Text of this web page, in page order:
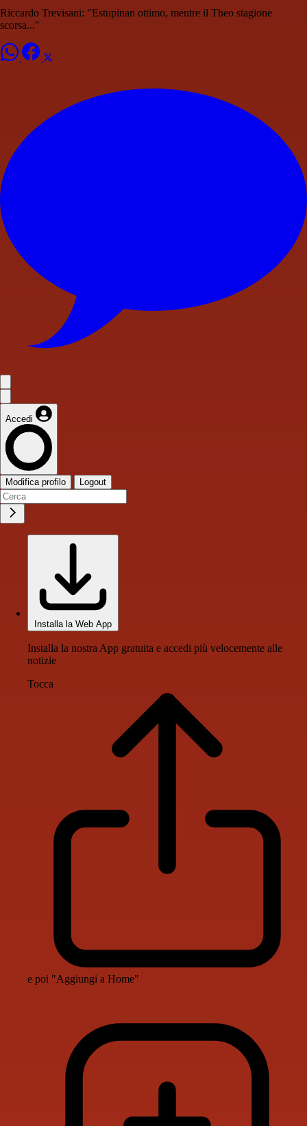
Riccardo Trevisani: "Estupinan ottimo, mentre il Theo stagione
scorsa..."
Accedi
Modifica profilo Logout
Installa la Web App
Installa la nostra App gratuita e accedi più velocemente alle
notizie
Tocca
e poi "Aggiungi a Home"